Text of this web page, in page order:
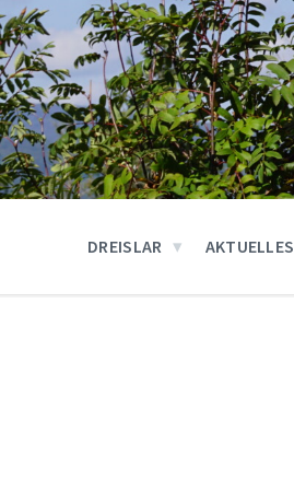
DREISLAR AKTUELLES